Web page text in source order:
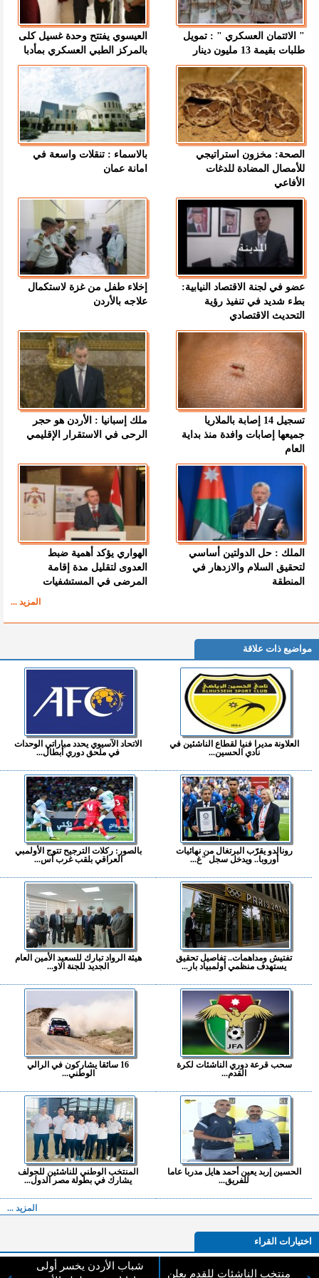
" الائتمان العسكري " : تمويل
طلبات بقيمة 13 مليون دينار
العيسوي يفتتح وحدة غسيل كلى
بالمركز الطبي العسكري بمأدبا
الصحة: مخزون استراتيجي
للأمصال المضادة للدغات
الأفاعي
بالاسماء : تنقلات واسعة في
امانة عمان
عضو في لجنة الاقتصاد النيابية:
بطء شديد في تنفيذ رؤية
التحديث الاقتصادي
إخلاء طفل من غزة لاستكمال
علاجه بالأردن
تسجيل 14 إصابة بالملاريا
جميعها إصابات وافدة منذ بداية
العام
ملك إسبانيا : الأردن هو حجر
الرحى في الاستقرار الإقليمي
الملك : حل الدولتين أساسي
لتحقيق السلام والازدهار في
المنطقة
الهواري يؤكد أهمية ضبط
العدوى لتقليل مدة إقامة
المرضى في المستشفيات
المزيد ...
مواضيع ذات علاقة
العلاونة مديرا فنيا لقطاع الناشئين في
نادي الحسين...
الاتحاد الآسيوي يحدد مباراتي الوحدات
في ملحق دوري أبطال...
رونالدو يقرّب البرتغال من نهائيات
أوروبا.. ويدخل سجل "غ...
بالصور: ركلات الترجيح تتوج الأولمبي
العراقي بلقب غرب آس...
تفتيش ومداهمات.. تفاصيل تحقيق
يستهدف منظمي أولمبياد بار...
هيئة الرواد تبارك للسعيد الأمين العام
الجديد للجنة الاو...
سحب قرعة دوري الناشئات لكرة
القدم...
16 سائقا يشاركون في الرالي
الوطني...
الحسين إربد يعين أحمد هايل مدربا عاما
للفريق...
المنتخب الوطني للناشئين للجولف
يشارك في بطولة مصر الدول...
المزيد ...
اختيارات القراء
منتخب الناشئات للقدم يعلن
شباب الأردن يخسر أولى